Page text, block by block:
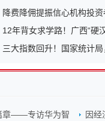
降费降佣提振信心机构投
12年背女求学路！广西“硬
三大指数回升！国家统计
章——专访华为智
因经